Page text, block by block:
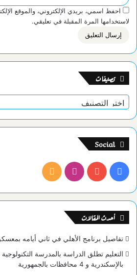
احفظ اسمي، بريدي الإلكتروني، والموقع
لاستخدامها المرة المقبلة في تعليقي.
تصنيفات
تصنيفات
Social
فيسبوك يوتيوب انستقرامملخص
الموقع
أحدث المقالات
تفاصيل برنامج الأهلي في ثاني أيامه بمعسكر
التعليم تطلق الدراسة بالمدرسة التكنولوجية
بالإسكندرية و 4 محافظات بالجمهورية